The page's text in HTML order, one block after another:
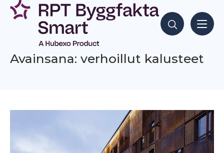
Siirry
sisältöön
Hae sisältöjä
Avainsana: verhoillut kalusteet